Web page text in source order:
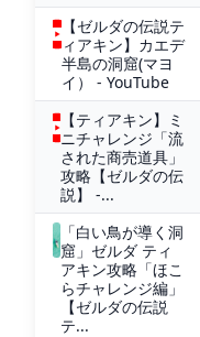
【ゼルダの伝説テ
ィアキン】カエデ
半島の洞窟(マヨ
イ） - YouTube
【ティアキン】ミ
ニチャレンジ「流
された商売道具」
攻略【ゼルダの伝
説】 -...
「白い鳥が導く洞
窟」ゼルダ ティ
アキン攻略「ほこ
らチャレンジ編」
【ゼルダの伝説
テ...